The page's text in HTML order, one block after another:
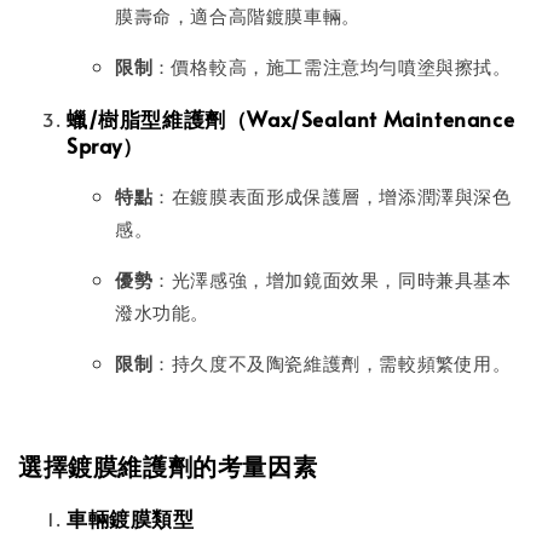
膜壽命，適合高階鍍膜車輛。
限制 ：價格較高，施工需注意均勻噴塗與擦拭。
蠟/樹脂型維護劑（Wax/Sealant Maintenance
Spray）
特點 ：在鍍膜表面形成保護層，增添潤澤與深色
感。
優勢 ：光澤感強，增加鏡面效果，同時兼具基本
潑水功能。
限制 ：持久度不及陶瓷維護劑，需較頻繁使用。
選擇鍍膜維護劑的考量因素
車輛鍍膜類型